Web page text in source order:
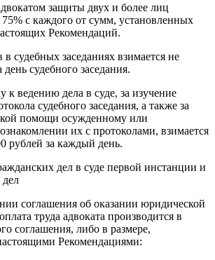
защиты двух и более лиц
75% с каждого от сумм, установленных
Рекомендаций.
судебных заседаниях взимается не
судебного заседания.
к ведению дела в суде, за изучение
судебного заседания, а также за
помощи осужденному или
их с протоколами, взимается
рублей за каждый день.
дел в суде первой инстанции и
соглашения об оказании юридической
труда адвоката производится в
соглашения, либо в размере,
Рекомендациями: